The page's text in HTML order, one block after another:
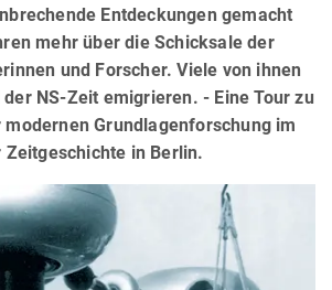
Entdeckungen gemacht
mehr über die Schicksale der
und Forscher. Viele von ihnen
NS-Zeit emigrieren. - Eine Tour zu
Grundlagenforschung im
in Berlin.